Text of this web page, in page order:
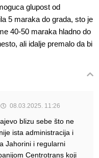
glupost od
5 maraka do grada, sto je
40-50 maraka hladno do
ali idalje premalo da bi
08.03.2025. 11:26
blizu sebe što ne
ista administracija i
Jahorini i regularni
Centrotrans koji